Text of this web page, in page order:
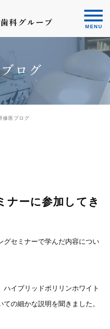
ログ
修医ブログ
ナーに参加してき
グセミナーで学んだ内容につい
イブリッドポリリンホワイト
の細かな説明を聞きました。